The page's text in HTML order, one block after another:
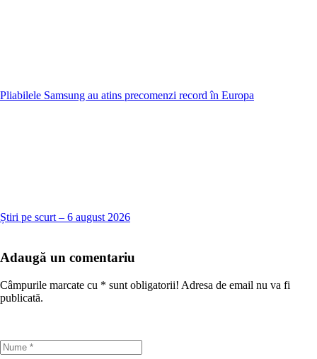
Pliabilele Samsung au atins precomenzi record în Europa
Știri pe scurt – 6 august 2026
Adaugă un comentariu
Câmpurile marcate cu * sunt obligatorii! Adresa de email nu va fi
publicată.